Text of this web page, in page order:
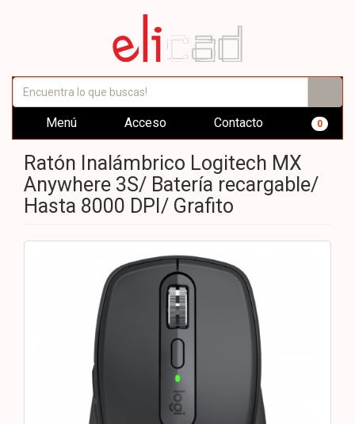
Menú Acceso Contacto 0
Ratón Inalámbrico Logitech MX
Anywhere 3S/ Batería recargable/
Hasta 8000 DPI/ Grafito